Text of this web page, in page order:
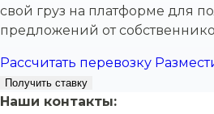
свой груз на платформе для
предложений от
Рассчитать перевозку
Получить ставку
Наши контакты: